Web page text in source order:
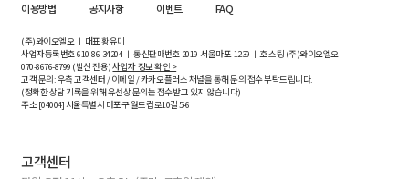
이용방법
공지사항 이벤트 FAQ
(주)와이오엘오 ㅣ 대표 황유미
사업자등록번호610-86-34204ㅣ 통신판매번호 2019-서울마포-1239 ㅣ 호스팅 (주)와이오엘오
070-8676-8799 (발신 전용)사업자 정보 확인 >
고객 문의: 우측 고객센터 / 이메일 / 카카오플러스 채널을 통해 문의 접수 부탁드립니다.
(정확한 상담 기록을 위해 유선상 문의는 접수받고 있지 않습니다)
주소 [04004] 서울특별시 마포구 월드컵로10길5-6
고객센터